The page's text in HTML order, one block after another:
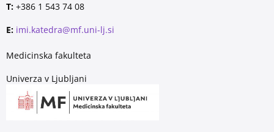
T: +386 1 543 74 08
E: imi.katedra@mf.uni-lj.si
Medicinska fakulteta
Univerza v Ljubljani